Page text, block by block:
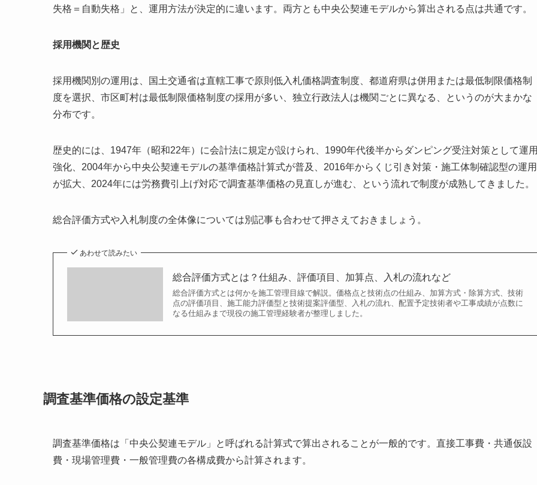
失格＝自動失格」と、運用方法が決定的に違います。両方とも中央公契連モデルから算出される点は共通です。
採用機関と歴史
採用機関別の運用は、国土交通省は直轄工事で原則低入札価格調査制度、都道府県は併用または最低制限価格制
度を選択、市区町村は最低制限価格制度の採用が多い、独立行政法人は機関ごとに異なる、というのが大まかな
分布です。
歴史的には、1947年（昭和22年）に会計法に規定が設けられ、1990年代後半からダンピング受注対策として運
強化、2004年から中央公契連モデルの基準価格計算式が普及、2016年からくじ引き対策・施工体制確認型の運用
が拡大、2024年には労務費引上げ対応で調査基準価格の見直しが進む、という流れで制度が成熟してきました。
総合評価方式や入札制度の全体像については別記事も合わせて押さえておきましょう。
あわせて読みたい
総合評価方式とは？仕組み、評価項目、加算点、入札の流れなど
総合評価方式とは何かを施工管理目線で解説。価格点と技術点の仕組み、加算方式・除算方式、技術
点の評価項目、施工能力評価型と技術提案評価型、入札の流れ、配置予定技術者や工事成績が点数に
なる仕組みまで現役の施工管理経験者が整理しました。
調査基準価格の設定基準
調査基準価格は「中央公契連モデル」と呼ばれる計算式で算出されることが一般的です。直接工事費・共通仮設
費・現場管理費・一般管理費の各構成費から計算されます。